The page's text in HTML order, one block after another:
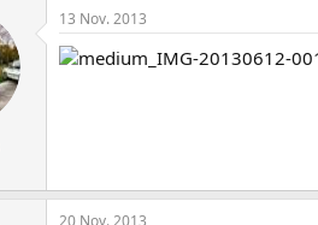
13 Nov. 2013